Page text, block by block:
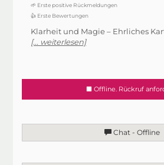
🌱 Erste positive Rückmeldungen
👍 Erste Bewertungen
Klarheit und Magie – Ehrliches
[... weiterlesen]
Offline. Rückruf
Chat - Offline